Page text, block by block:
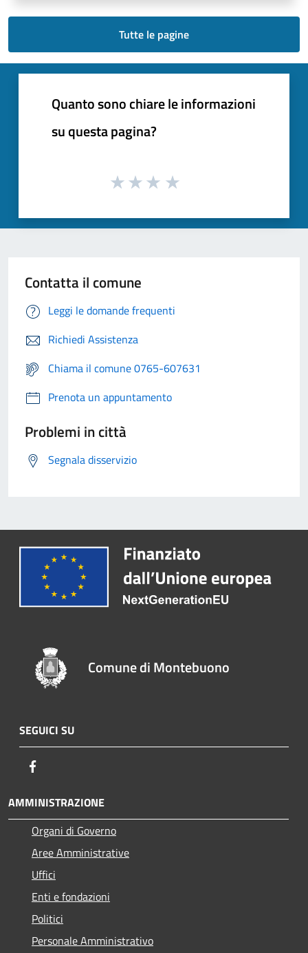
Tutte le pagine
Quanto sono chiare le informazioni
su questa pagina?
Contatta il comune
Leggi le domande frequenti
Richiedi Assistenza
Chiama il comune 0765-607631
Prenota un appuntamento
Problemi in città
Segnala disservizio
Comune di Montebuono
SEGUICI SU
AMMINISTRAZIONE
Organi di Governo
Aree Amministrative
Uffici
Enti e fondazioni
Politici
Personale Amministrativo